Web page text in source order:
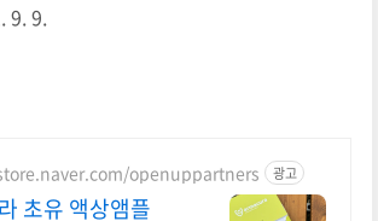
9. 9.
openuppartners 광고
초유 액상앰플